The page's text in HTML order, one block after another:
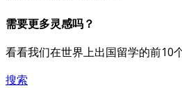
需要更多灵感吗？
看看我们在世界上出国留学的前10
搜索